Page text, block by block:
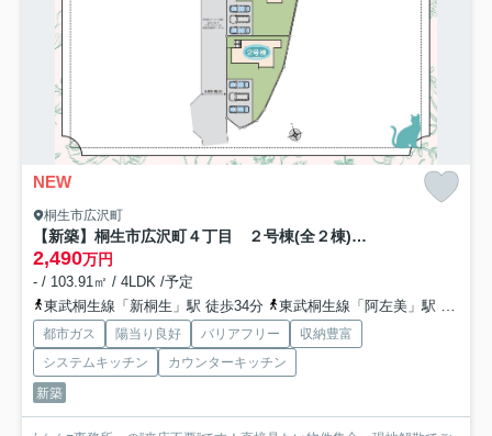
NEW
桐生市広沢町
【新築】桐生市広沢町４丁目 ２号棟(全２棟) いろどりアイタウン 新築建売分譲
2,490万円
- / 103.91㎡ / 4LDK /予定
東武桐生線「新桐生」駅 徒歩34分
東武桐生線「阿左美」駅 徒歩46分
都市ガス 陽当り良好 バリアフリー
収納豊富
システムキッチン
カウンターキッチン
新築